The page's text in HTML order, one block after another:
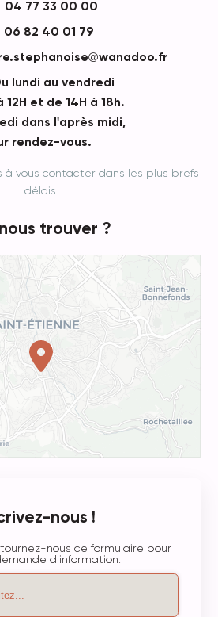
04 77 33 00 00
06 82 40 01 79
wanadoo.fr
lundi au vendredi
12H et de 14H à 18h.
dans l'après midi,
rendez-vous.
à vous contacter dans les plus brefs
délais.
trouver ?
nous !
nous ce formulaire pour
d'information.